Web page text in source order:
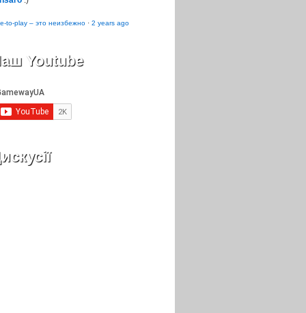
to-play – это неизбежно · 2 years ago
Youtube